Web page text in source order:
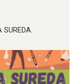
SUREDA.